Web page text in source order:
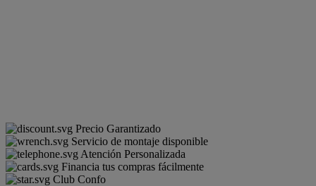
Precio Garantizado
Servicio de montaje disponible
Atención Personalizada
Financia tus compras fácilmente
Club Confo